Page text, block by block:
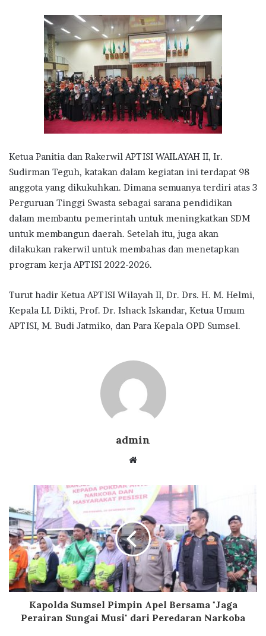
Ketua Panitia dan Rakerwil APTISI WAILAYAH II, Ir.
Sudirman Teguh, katakan dalam kegiatan ini terdapat 98
anggota yang dikukuhkan. Dimana semuanya terdiri atas 3
Perguruan Tinggi Swasta sebagai sarana pendidikan
dalam membantu pemerintah untuk meningkatkan SDM
untuk membangun daerah. Setelah itu, juga akan
dilakukan rakerwil untuk membahas dan menetapkan
program kerja APTISI 2022-2026.
Turut hadir Ketua APTISI Wilayah II, Dr. Drs. H. M. Helmi,
Kepala LL Dikti, Prof. Dr. Ishack Iskandar, Ketua Umum
APTISI, M. Budi Jatmiko, dan Para Kepala OPD Sumsel.
admin
Website
Kapolda Sumsel Pimpin Apel Bersama "Jaga
Perairan Sungai Musi" dari Peredaran Narkoba